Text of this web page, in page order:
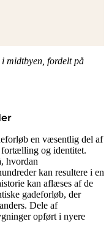
midtbyen, fordelt på
en væsentlig del af
fortælling og identitet.
hvordan
kan resultere i en
kan aflæses af de
gadeforløb, der
Dele af
opført i nyere